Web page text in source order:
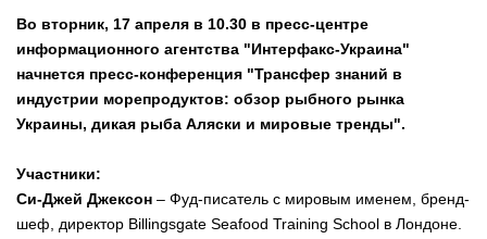
Во вторник, 17 апреля в 10.30 в пресс-центре
информационного агентства "Интерфакс-Украина"
начнется пресс-конференция "Трансфер знаний в
индустрии морепродуктов: обзор рыбного рынка
Украины, дикая рыба Аляски и мировые тренды".
Участники:
Си-Джей Джексон – Фуд-писатель с мировым именем, бренд-
шеф, директор Billingsgate Seafood Training School в Лондоне.